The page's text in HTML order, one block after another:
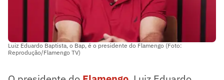
Luiz Eduardo Baptista, o Bap, é o presidente do Flamengo (Foto:
Reprodução/Flamengo TV)